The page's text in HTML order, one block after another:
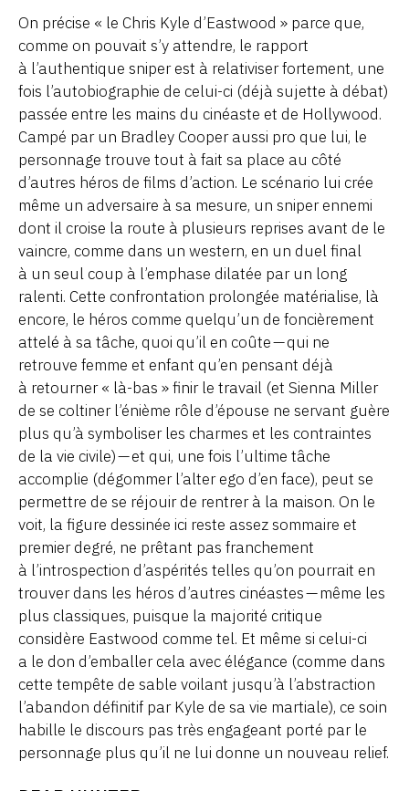
On précise « le Chris Kyle d’Eastwood » parce que,
comme on pouvait s’y attendre, le rapport
à l’authentique sniper est à relativiser fortement, une
fois l’autobiographie de celui-ci (déjà sujette à débat)
passée entre les mains du cinéaste et de Hollywood.
Campé par un Bradley Cooper aussi pro que lui, le
personnage trouve tout à fait sa place au côté
d’autres héros de films d’action. Le scénario lui crée
même un adversaire à sa mesure, un sniper ennemi
dont il croise la route à plusieurs reprises avant de le
vaincre, comme dans un western, en un duel final
à un seul coup à l’emphase dilatée par un long
ralenti. Cette confrontation prolongée matérialise, là
encore, le héros comme quelqu’un de foncièrement
attelé à sa tâche, quoi qu’il en coûte — qui ne
retrouve femme et enfant qu’en pensant déjà
à retourner « là-bas » finir le travail (et Sienna Miller
de se coltiner l’énième rôle d’épouse ne servant guère
plus qu’à symboliser les charmes et les contraintes
de la vie civile) — et qui, une fois l’ultime tâche
accomplie (dégommer l’alter ego d’en face), peut se
permettre de se réjouir de rentrer à la maison. On le
voit, la figure dessinée ici reste assez sommaire et
premier degré, ne prêtant pas franchement
à l’introspection d’aspérités telles qu’on pourrait en
trouver dans les héros d’autres cinéastes — même les
plus classiques, puisque la majorité critique
considère Eastwood comme tel. Et même si celui-ci
a le don d’emballer cela avec élégance (comme dans
cette tempête de sable voilant jusqu’à l’abstraction
l’abandon définitif par Kyle de sa vie martiale), ce soin
habille le discours pas très engageant porté par le
personnage plus qu’il ne lui donne un nouveau relief.